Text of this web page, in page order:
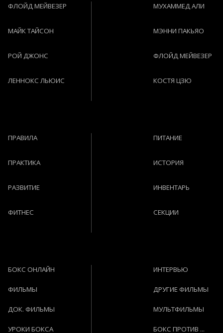
ФЛОЙД МЕЙВЕЗЕР
МАЙК ТАЙСОН
РОЙ ДЖОНС
ЛЕННОКС ЛЬЮИС
МУХАММЕД АЛИ
МЭННИ ПАКЬЯО
ФЛОЙД МЕЙВЕЗЕР
КОСТЯ ЦЗЮ
ПРАВИЛА
ПРАКТИКА
РАЗВИТИЕ
ФИТНЕС
ПИТАНИЕ
ИСТОРИЯ
ИНВЕНТАРЬ
СЕКЦИИ
БОКС ОНЛАЙН
ФИЛЬМЫ
ДОК. ФИЛЬМЫ
УРОКИ БОКСА
ИНТЕРВЬЮ
ДРУГИЕ ФИЛЬМЫ
МУЛЬТФИЛЬМЫ
БОКС ПРОТИВ ...